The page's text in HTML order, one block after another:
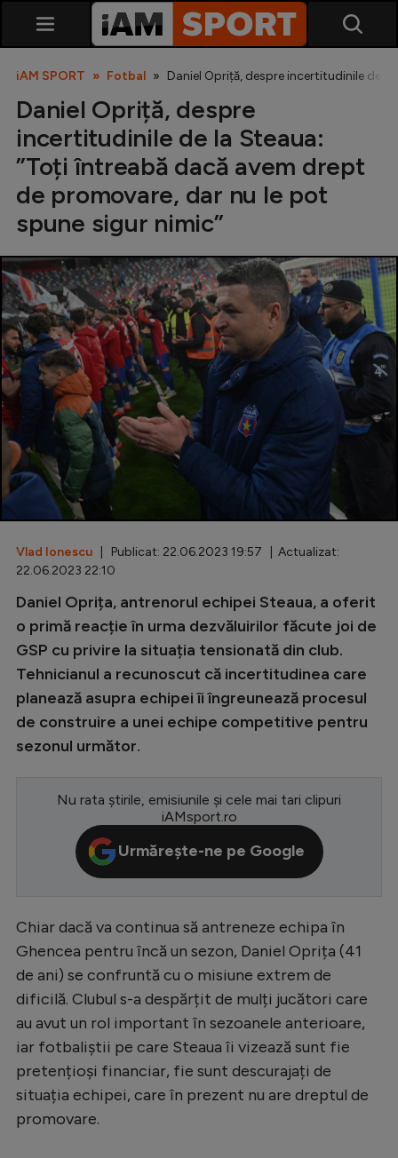
SuperLiga
Liga 2
Cupa României
Echipa Națională
U21
Fotbal feminin
Special
Diverse
Champions League
Europa League
Conference League
CM 2026
Premier League
Bundesliga
Campionate
Starurile fotbalului
EURO 2024
Stranieri
Clasamente
iAM SPORT Fotbal Daniel Opriță, despre incertitudinile de
Daniel Opriță, despre
incertitudinile de la Steaua:
”Toți întreabă dacă avem drept
de promovare, dar nu le pot
spune sigur nimic”
Vlad Ionescu | Publicat: 22.06.2023 19:57 | Actualizat:
22.06.2023 22:10
Daniel Oprița, antrenorul echipei Steaua, a oferit
o primă reacție în urma dezvăluirilor făcute joi de
GSP cu privire la situația tensionată din club.
Tehnicianul a recunoscut că incertitudinea care
planează asupra echipei îi îngreunează procesul
de construire a unei echipe competitive pentru
sezonul următor.
Nu rata știrile, emisiunile și cele mai tari clipuri
iAMsport.ro
Urmărește-ne pe Google
Chiar dacă va continua să antreneze echipa în
Ghencea pentru încă un sezon, Daniel Oprița (41
de ani) se confruntă cu o misiune extrem de
dificilă. Clubul s-a despărțit de mulți jucători care
au avut un rol important în sezoanele anterioare,
iar fotbaliștii pe care Steaua îi vizează sunt fie
pretențioși financiar, fie sunt descurajați de
situația echipei, care în prezent nu are dreptul de
promovare.